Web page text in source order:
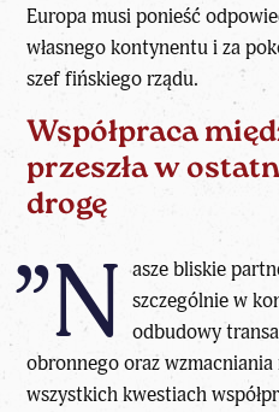
Europa musi ponieść
własnego kontynentu i za
szef fińskiego rządu.
Współpraca
przeszła w
drogę
”N asze bliskie
szczególnie w
odbudowy
obronnego oraz
wszystkich kwestiach